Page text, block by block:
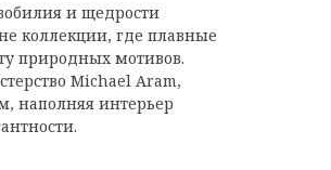
и щедрости
коллекции, где плавные
природных мотивов.
Michael Aram,
наполняя интерьер